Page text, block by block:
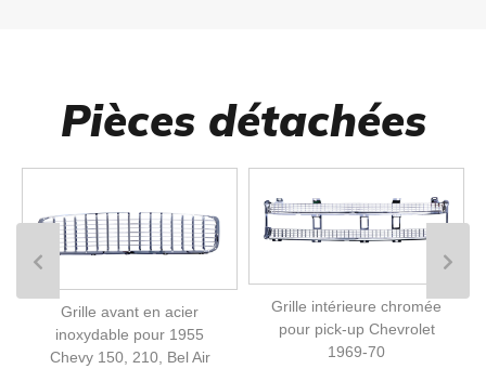
Pièces détachées
Grille avant en acier
inoxydable pour 1955
Chevy 150, 210, Bel Air
Grille intérieure chromée
pour pick-up Chevrolet
1969-70